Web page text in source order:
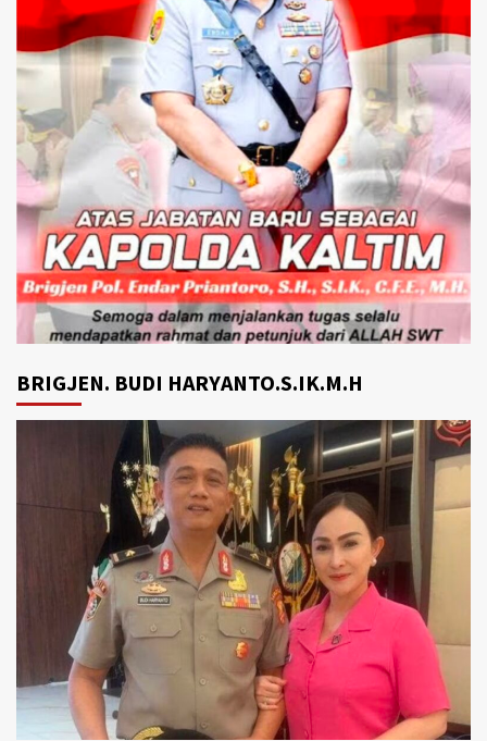
BRIGJEN. BUDI HARYANTO.S.IK.M.H